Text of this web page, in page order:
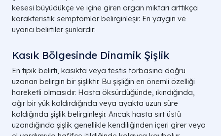
kesesi büyüdükçe ve içine giren organ miktarı arttıkça
karakteristik semptomlar belirginleşir. En yaygın ve
uyarıcı belirtiler şunlardır:
Kasık Bölgesinde Dinamik Şişlik
En tipik belirti, kasıkta veya testis torbasına doğru
uzanan belirgin bir şişliktir. Bu şişliğin en önemli özelliği
hareketli olmasıdır. Hasta öksürdüğünde, ıkındığında,
ağır bir yük kaldırdığında veya ayakta uzun süre
kaldığında şişlik belirginleşir. Ancak hasta sırt üstü
uzandığında şişlik genellikle kendiliğinden içeri girer veya